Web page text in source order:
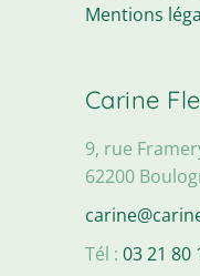
Mentions
Carine
9, rue
62200
Tél :03 21 80